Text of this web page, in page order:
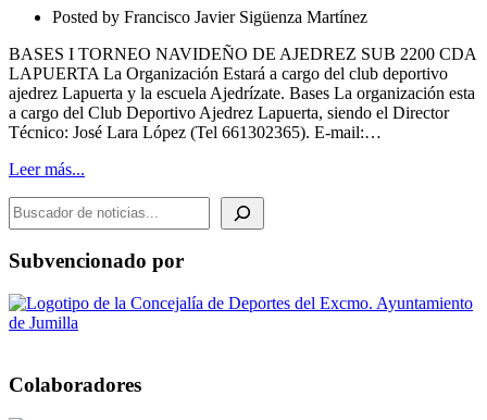
LAPUERTA
Posted by Francisco Javier Sigüenza Martínez
BASES I TORNEO NAVIDEÑO DE AJEDREZ SUB 2200 CDA
LAPUERTA La Organización Estará a cargo del club deportivo
ajedrez Lapuerta y la escuela Ajedrízate. Bases La organización esta
a cargo del Club Deportivo Ajedrez Lapuerta, siendo el Director
Técnico: José Lara López (Tel 661302365). E-mail:…
Leer más...
BUSCADOR DE NOTICIAS
Subvencionado por
Colaboradores